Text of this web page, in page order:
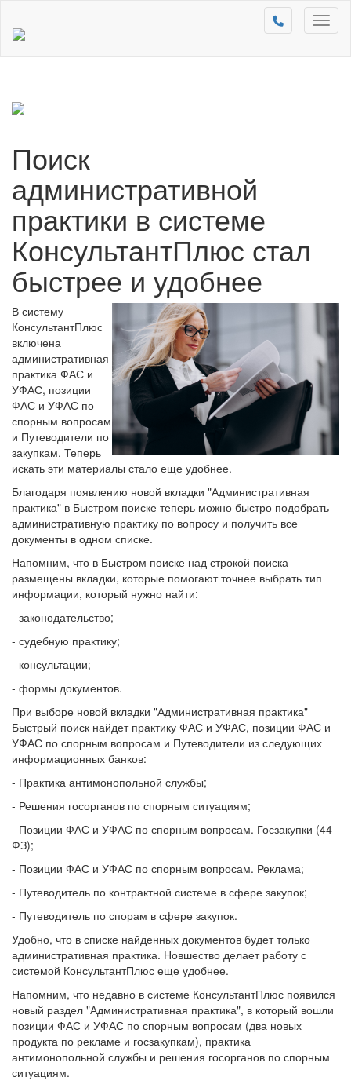
Поиск
административной
практики в системе
КонсультантПлюс стал
быстрее и удобнее
В систему
КонсультантПлюс
включена
административная
практика ФАС и
УФАС, позиции
ФАС и УФАС по
спорным вопросам
и Путеводители по
закупкам. Теперь
искать эти материалы стало еще удобнее.
Благодаря появлению новой вкладки "Административная
практика" в Быстром поиске теперь можно быстро подобрать
административную практику по вопросу и получить все
документы в одном списке.
Напомним, что в Быстром поиске над строкой поиска
размещены вкладки, которые помогают точнее выбрать тип
информации, который нужно найти:
- законодательство;
- судебную практику;
- консультации;
- формы документов.
При выборе новой вкладки "Административная практика"
Быстрый поиск найдет практику ФАС и УФАС, позиции ФАС и
УФАС по спорным вопросам и Путеводители из следующих
информационных банков:
- Практика антимонопольной службы;
- Решения госорганов по спорным ситуациям;
- Позиции ФАС и УФАС по спорным вопросам. Госзакупки (44-
ФЗ);
- Позиции ФАС и УФАС по спорным вопросам. Реклама;
- Путеводитель по контрактной системе в сфере закупок;
- Путеводитель по спорам в сфере закупок.
Удобно, что в списке найденных документов будет только
административная практика. Новшество делает работу с
системой КонсультантПлюс еще удобнее.
Напомним, что недавно в системе КонсультантПлюс появился
новый раздел "Административная практика", в который вошли
позиции ФАС и УФАС по спорным вопросам (два новых
продукта по рекламе и госзакупкам), практика
антимонопольной службы и решения госорганов по спорным
ситуациям.